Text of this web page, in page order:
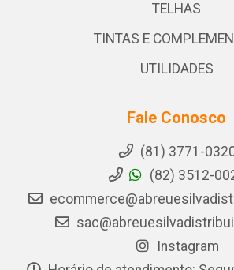
TELHAS
TINTAS E
UTILIDADES
Fale Conosco
(81) 3771-
(82) 3512-
Instagram